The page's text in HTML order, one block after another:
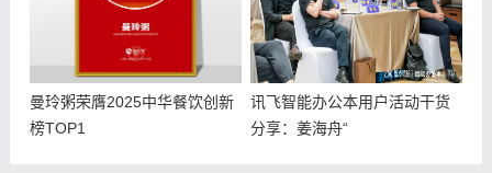
曼玲粥荣膺2025中华餐饮创新
榜TOP1
讯飞智能办公本用户活动干货
分享：姜海舟“